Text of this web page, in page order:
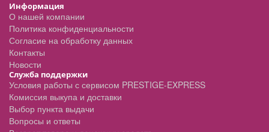
Информация
О нашей компании
Политика конфиденциальности
Согласие на обработку данных
Контакты
Новости
Служба поддержки
Условия работы с сервисом PRESTIGE-EXPRESS
Комиссия выкупа и доставки
Выбор пункта выдачи
Вопросы и ответы